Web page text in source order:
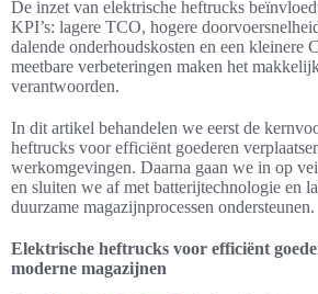
De inzet van elektrische heftrucks
KPI’s: lagere TCO, hogere
dalende onderhoudskosten en een kleinere
meetbare verbeteringen maken het
verantwoorden.
In dit artikel behandelen we eerst de
heftrucks voor efficiënt goederen
werkomgevingen. Daarna gaan we in op
en sluiten we af met batterijtechnologie en
duurzame magazijnprocessen ondersteunen.
Elektrische heftrucks voor efficiënt
moderne magazijnen